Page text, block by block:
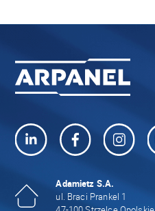
Adamietz S.A.
ul. Braci Prankel 1